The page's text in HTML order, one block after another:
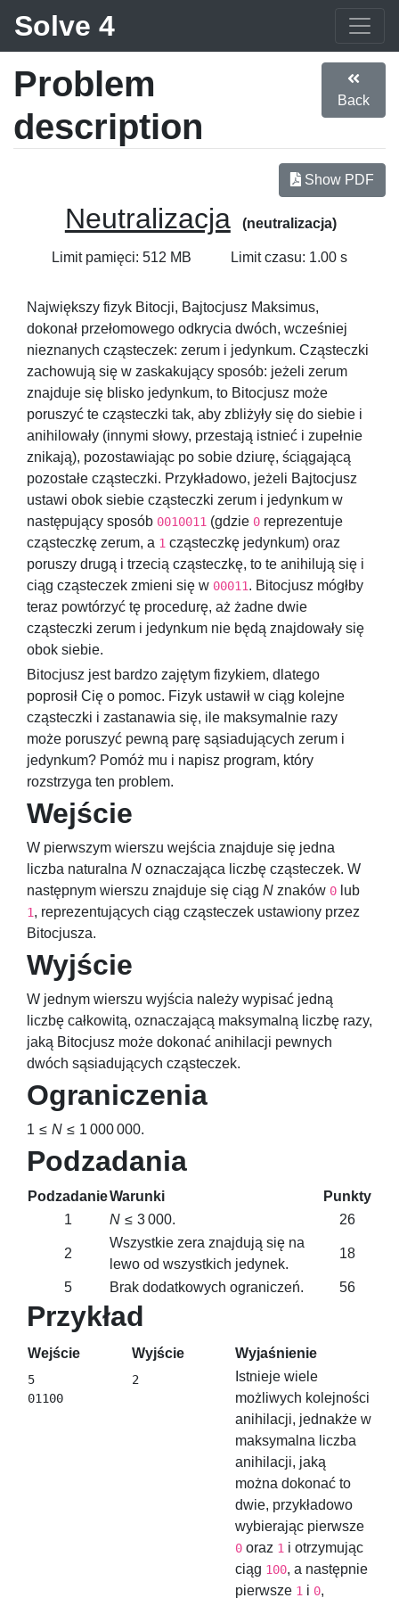
Solve 4
Problem
description
Back
Show PDF
Neutralizacja (neutralizacja)
Limit pamięci: 512 MB Limit czasu: 1.00 s
Największy fizyk Bitocji, Bajtocjusz Maksimus,
dokonał przełomowego odkrycia dwóch, wcześniej
nieznanych cząsteczek: zerum i jedynkum. Cząsteczki
zachowują się w zaskakujący sposób: jeżeli zerum
znajduje się blisko jedynkum, to Bitocjusz może
poruszyć te cząsteczki tak, aby zbliżyły się do siebie i
anihilowały (innymi słowy, przestają istnieć i zupełnie
znikają), pozostawiając po sobie dziurę, ściągającą
pozostałe cząsteczki. Przykładowo, jeżeli Bajtocjusz
ustawi obok siebie cząsteczki zerum i jedynkum w
następujący sposób 0010011 (gdzie 0 reprezentuje
cząsteczkę zerum, a 1 cząsteczkę jedynkum) oraz
poruszy drugą i trzecią cząsteczkę, to te anihilują się i
ciąg cząsteczek zmieni się w 00011. Bitocjusz mógłby
teraz powtórzyć tę procedurę, aż żadne dwie
cząsteczki zerum i jedynkum nie będą znajdowały się
obok siebie.
Bitocjusz jest bardzo zajętym fizykiem, dlatego
poprosił Cię o pomoc. Fizyk ustawił w ciąg kolejne
cząsteczki i zastanawia się, ile maksymalnie razy
może poruszyć pewną parę sąsiadujących zerum i
jedynkum? Pomóż mu i napisz program, który
rozstrzyga ten problem.
Wejście
W pierwszym wierszu wejścia znajduje się jedna
liczba naturalna N oznaczająca liczbę cząsteczek. W
następnym wierszu znajduje się ciąg N znaków 0 lub
1, reprezentujących ciąg cząsteczek ustawiony przez
Bitocjusza.
Wyjście
W jednym wierszu wyjścia należy wypisać jedną
liczbę całkowitą, oznaczającą maksymalną liczbę razy,
jaką Bitocjusz może dokonać anihilacji pewnych
dwóch sąsiadujących cząsteczek.
Ograniczenia
1 ≤ N ≤ 1 000 000.
Podzadania
PodzadanieWarunki
Punkty
1
N ≤ 3 000. 26
2
Wszystkie zera znajdują się na
lewo od wszystkich jedynek.
18
5 Brak dodatkowych ograniczeń. 56
Przykład
Wejście Wyjście Wyjaśnienie
5
Istnieje wiele
możliwych kolejności
anihilacji, jednakże w
maksymalna liczba
anihilacji, jaką
można dokonać to
dwie, przykładowo
wybierając pierwsze
0 oraz 1 i otrzymując
ciąg 100, a następnie
pierwsze 1 i 0,